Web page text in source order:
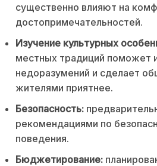
существенно влияют на
достопримечательностей.
Изучение культурных
местных традиций поможет
недоразумений и сделает
жителями приятнее.
Безопасность:
рекомендациями по
поведения.
Бюджетирование: